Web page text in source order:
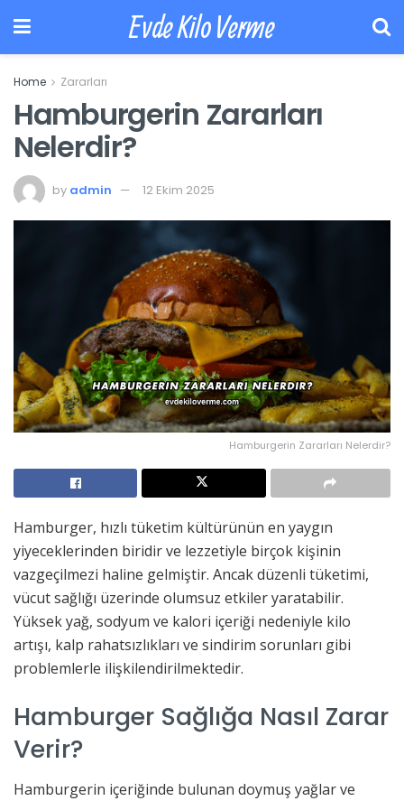
Evde Kilo Verme
Home Zararları
Hamburgerin Zararları
Nelerdir?
by admin 12 Ekim 2025
Hamburgerin Zararları Nelerdir?
Hamburger, hızlı tüketim kültürünün en yaygın
yiyeceklerinden biridir ve lezzetiyle birçok kişinin
vazgeçilmezi haline gelmiştir. Ancak düzenli tüketimi,
vücut sağlığı üzerinde olumsuz etkiler yaratabilir.
Yüksek yağ, sodyum ve kalori içeriği nedeniyle kilo
artışı, kalp rahatsızlıkları ve sindirim sorunları gibi
problemlerle ilişkilendirilmektedir.
Hamburger Sağlığa Nasıl Zarar
Verir?
Hamburgerin içeriğinde bulunan doymuş yağlar ve